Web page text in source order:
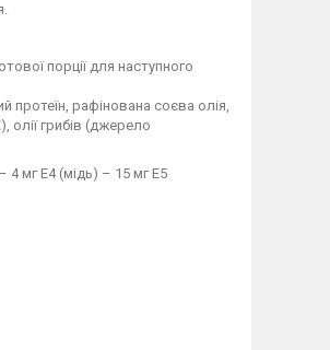
порції для наступного
рафінована соєва олія,
олії грибів (джерело
4 мг Е4 (мідь) – 15 мг Е5